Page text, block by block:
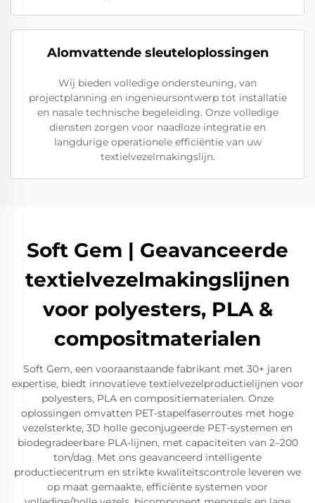
Alomvattende sleuteloplossingen
Wij bieden volledige ondersteuning, van
projectplanning en ingenieursontwerp tot installatie
en nasale technische begeleiding. Onze volledige
diensten zorgen voor naadloze integratie en
langdurige operationele efficiëntie van uw
textielvezelmakingslijn.
Soft Gem | Geavanceerde
textielvezelmakingslijnen
voor polyesters, PLA &
compositmaterialen
Soft Gem, een vooraanstaande fabrikant met 30+ jaren
expertise, biedt innovatieve textielvezelproductielijnen voor
polyesters, PLA en compositiematerialen. Onze
oplossingen omvatten PET-stapelfaserroutes met hoge
vezelsterkte, 3D holle geconjugeerde PET-systemen en
biodegradeerbare PLA-lijnen, met capaciteiten van 2–200
ton/dag. Met ons geavanceerd intelligente
productiecentrum en strikte kwaliteitscontrole leveren we
op maat gemaakte, efficiënte systemen voor